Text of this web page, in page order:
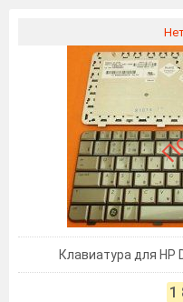
Клавиатура для HP
1